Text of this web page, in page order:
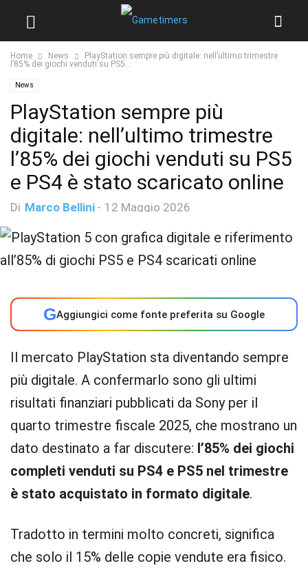
Home News
PlayStation sempre più digitale: nell’ultimo trimestre
l’85% dei giochi venduti su PS5...
News
PlayStation sempre più
digitale: nell’ultimo trimestre
l’85% dei giochi venduti su PS5
e PS4 è stato scaricato online
Di Marco Bellini - 12 Maggio 2026
GAggiungici come fonte preferita su Google
Il mercato PlayStation sta diventando sempre
più digitale. A confermarlo sono gli ultimi
risultati finanziari pubblicati da Sony per il
quarto trimestre fiscale 2025, che mostrano un
dato destinato a far discutere: l’85% dei giochi
completi venduti su PS4 e PS5 nel trimestre
è stato acquistato in formato digitale.
Tradotto in termini molto concreti, significa
che solo il 15% delle copie vendute era fisico.